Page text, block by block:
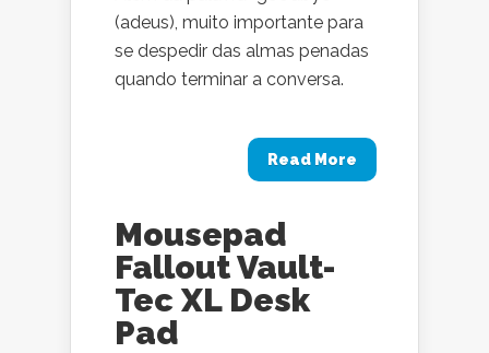
(adeus), muito importante para
se despedir das almas penadas
quando terminar a conversa.
Read More
Mousepad
Fallout Vault-
Tec XL Desk
Pad